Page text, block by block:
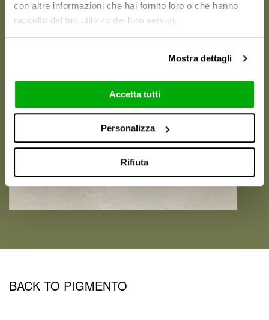
con altre informazioni che hai fornito loro o che hanno
raccolto dal tuo utilizzo dei loro servizi.
Mostra dettagli
Accetta tutti
Personalizza
Rifiuta
BACK TO PIGMENTO